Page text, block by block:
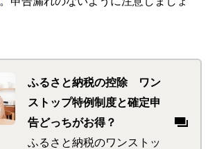
ふるさと納税の控除 ワン
ストップ特例制度と確定申
告どっちがお得？
ふるさと納税のワンストッ